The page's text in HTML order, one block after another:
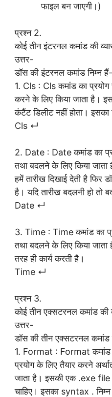
फाइल बन जाएगी।)
प्रश्न 2.
कोई तीन इंटरनल कमांड की
उत्तर-
डॉस की इंटरनल कमांड निम्न हैं-
1. Cls : Cls कमांड का
करने के लिए किया जाता है।
कंटैंट डिलीट नहीं होता। इसका
Cls ↵
2. Date : Date कमांड का
तथा बदलने के लिए किया
हमें तारीख दिखाई देती है
है। यदि तारीख बदलनी हो तो
Date ↵
3. Time : Time कमांड का
तथा बदलने के लिए किया
तरह ही कार्य करती है।
Time ↵
प्रश्न 3.
कोई तीन एक्सटरनल कमांड की
उत्तर-
डॉस की तीन एक्सटरनल कमांड
1. Format : Format कमांड
प्रयोग के लिए तैयार करने
जाता है। इसकी एक .exe file
चाहिए। इसका syntax .